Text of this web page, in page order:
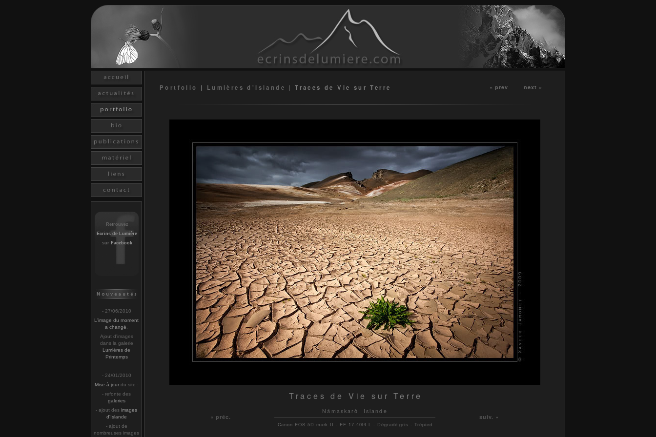
Retrouvez
Ecrins de Lumière
sur Facebook
- 27/06/2010
L'image du moment
a changé
Ajout d'images
dans la galerie
Lumières de
Printemps
- 24/01/2010
Mise à jourdu site :
- refonte des
galeries
- ajout des images
d'Islande
- ajout de
nombreuses images
« prev next »
Portfolio | Lumières d'Islande |Traces de Vie sur Terre
Traces de Vie sur Terre
Námaskarð, Islande
Canon EOS 5D mark II - EF 17-40f4 L - Dégradé gris - Trépied
« préc. suiv. »